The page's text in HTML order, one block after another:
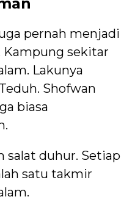
pernah menjadi
Kampung sekitar
Lakunya
Shofwan
biasa
salat duhur. Setiap
satu takmir